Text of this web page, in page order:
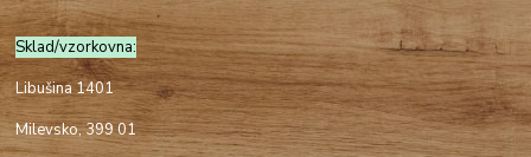
Sklad/vzorkovna:
Libušina 1401
Milevsko, 399 01